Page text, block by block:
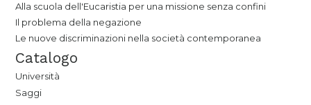
Alla scuola dell'Eucaristia per una missione senza confini
Il problema della negazione
Le nuove discriminazioni nella società contemporanea
Catalogo
Università
Saggi